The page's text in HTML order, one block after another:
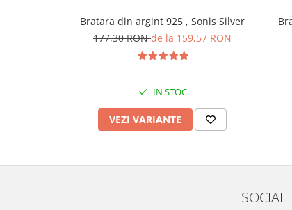
Bratara din argint 925 , Sonis Silver
177,30 RONde la 159,57 RON
IN STOC
VEZI VARIANTE
SOCIAL